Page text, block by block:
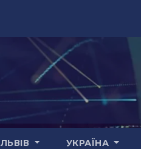
ЛЬВІВ УКРАЇНА